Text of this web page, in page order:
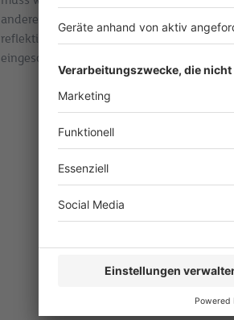
anderen Worten erklären können,
reflektiertes Vorgehen, und dasselbe gilt
eingeschränkt genutzt werden dürfen.